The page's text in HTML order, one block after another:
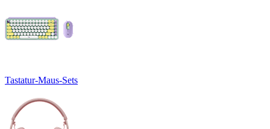
Tastatur-Maus-Sets